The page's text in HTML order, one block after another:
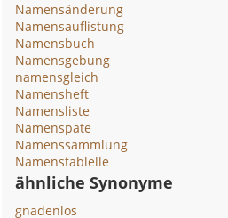
Namensänderung
Namensauflistung
Namensbuch
Namensgebung
namensgleich
Namensheft
Namensliste
Namenspate
Namenssammlung
Namenstablelle
ähnliche Synonyme
gnadenlos